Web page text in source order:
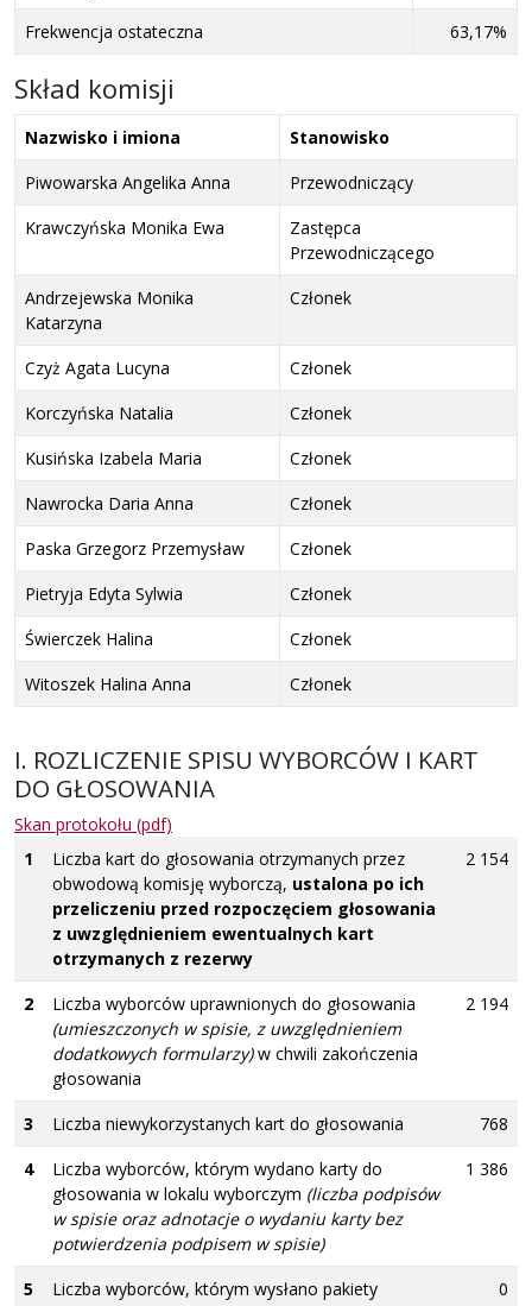
Frekwencja ostateczna
63,17%
Skład komisji
Nazwisko i imiona
Stanowisko
Piwowarska Angelika Anna
Przewodniczący
Krawczyńska Monika Ewa
Zastępca
Przewodniczącego
Andrzejewska Monika
Katarzyna
Członek
Czyż Agata Lucyna
Członek
Korczyńska Natalia
Członek
Kusińska Izabela Maria
Członek
Nawrocka Daria Anna
Członek
Paska Grzegorz Przemysław
Członek
Pietryja Edyta Sylwia
Członek
Świerczek Halina
Członek
Witoszek Halina Anna
Członek
I. ROZLICZENIE SPISU WYBORCÓW I KART
DO GŁOSOWANIA
Skan protokołu (pdf)
1
Liczba kart do głosowania otrzymanych przez
obwodową komisję wyborczą, ustalona po ich
przeliczeniu przed rozpoczęciem głosowania
z uwzględnieniem ewentualnych kart
otrzymanych z rezerwy
2 154
2
Liczba wyborców uprawnionych do głosowania
(umieszczonych w spisie, z uwzględnieniem
dodatkowych formularzy)w chwili zakończenia
głosowania
2 194
3 Liczba niewykorzystanych kart do głosowania
768
4
Liczba wyborców, którym wydano karty do
głosowania w lokalu wyborczym (liczba podpisów
w spisie oraz adnotacje o wydaniu karty bez
potwierdzenia podpisem w spisie)
1 386
5
Liczba wyborców, którym wysłano pakiety
0